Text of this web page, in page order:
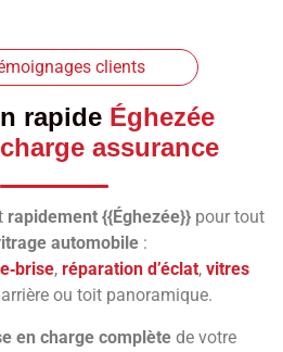
clients
rapide Éghezée
assurance
rapidement {{Éghezée}}pour tout
automobile :
, réparation d’éclat, vitres
ou toit panoramique.
en charge complètede votre